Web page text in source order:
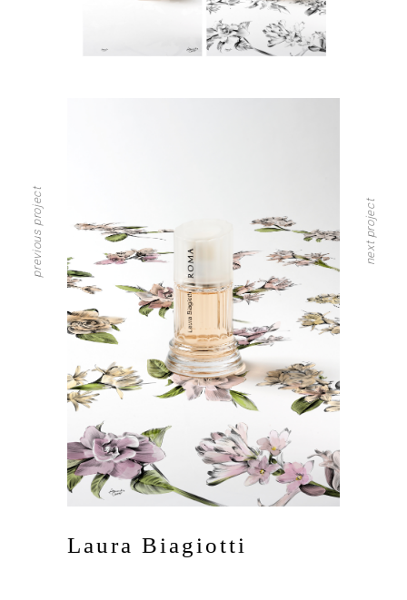
Laura Biagiotti
previous project next project